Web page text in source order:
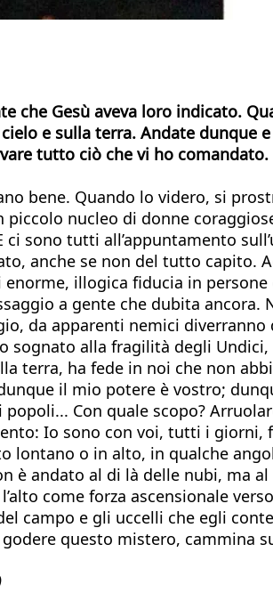
che Gesù aveva loro indicato.
e sulla terra. Andate
tutto ciò che vi ho
bene. Quando lo videro, si
nucleo di donne
sono tutti all’appuntamento
anche se non del tutto capito.
illogica fiducia in
a gente che dubita ancora.
da apparenti nemici
alla fragilità degli
terra, ha fede in noi che non
il mio potere è vostro;
Con quale scopo?
Io sono con voi, tutti i
lontano o in alto, in qualche
è andato al di là delle nubi, ma
come forza ascensionale
campo e gli uccelli che egli
godere questo mistero,